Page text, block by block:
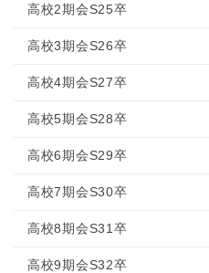
高校2期会S25卒
高校3期会S26卒
高校4期会S27卒
高校5期会S28卒
高校6期会S29卒
高校7期会S30卒
高校8期会S31卒
高校9期会S32卒